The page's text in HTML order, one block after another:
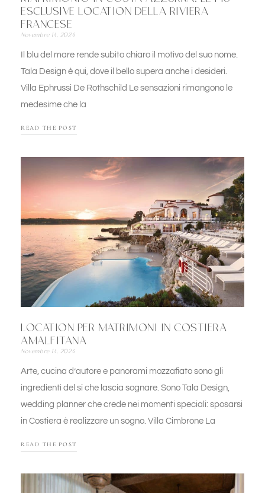
ESCLUSIVE LOCATION DELLA RIVIERA
FRANCESE
Novembre 14, 2024
Il blu del mare rende subito chiaro il motivo del suo nome.
Tala Design è qui, dove il bello supera anche i desideri.
Villa Ephrussi De Rothschild Le sensazioni rimangono le
medesime che la
READ THE POST
LOCATION PER MATRIMONI IN COSTIERA
AMALFITANA
Novembre 14, 2024
Arte, cucina d’autore e panorami mozzafiato sono gli
ingredienti del sì che lascia sognare. Sono Tala Design,
wedding planner che crede nei momenti speciali: sposarsi
in Costiera è realizzare un sogno. Villa Cimbrone La
READ THE POST